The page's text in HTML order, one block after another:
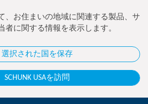
、お住まいの地域に関連する製品、サ
者に関する情報を表示します。
選択された国を保存
SCHUNK USAを訪問